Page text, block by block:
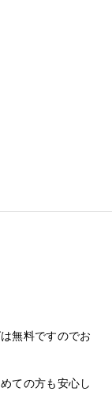
無料ですのでお
ての方も安心し